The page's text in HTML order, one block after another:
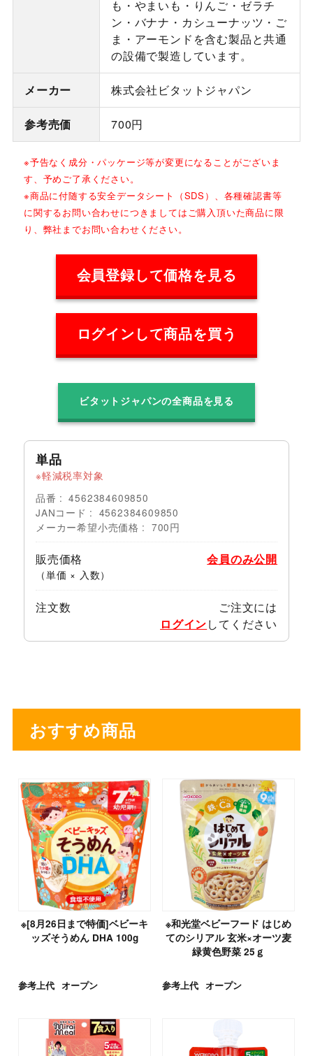
も・やまいも・りんご・ゼラチ
ン・バナナ・カシューナッツ・ご
ま・アーモンドを含む製品と共通
の設備で製造しています。
メーカー 株式会社ビタットジャパン
参考売価 700円
※予告なく成分・パッケージ等が変更になることがございま
す、予めご了承ください。
※商品に付随する安全データシート（SDS）、各種確認書等
に関するお問い合わせにつきましてはご購入頂いた商品に限
り、弊社までお問い合わせください。
会員登録して価格を見る
ログインして商品を買う
ビタットジャパンの全商品を見る
単品
軽減税率対象
品番
4562384609850
JANコード
4562384609850
メーカー希望小売価格
700円
販売価格
（単価 × 入数）
会員のみ公開
注文数
ご注文には
ログインしてください
おすすめ商品
※[8月26日まで特価]ベビーキ
ッズそうめん DHA 100g
参考上代 オープン
※和光堂ベビーフード はじめ
てのシリアル 玄米×オーツ麦
緑黄色野菜 25ｇ
参考上代 オープン